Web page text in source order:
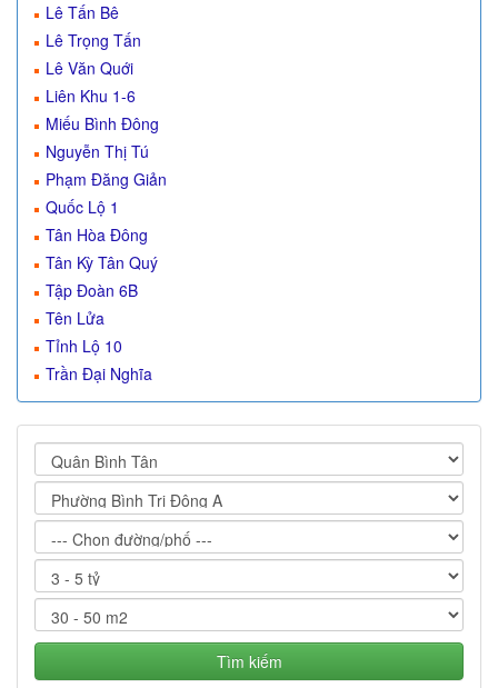
Lê Tấn Bê
Lê Trọng Tấn
Lê Văn Quới
Liên Khu 1-6
Miếu Bình Đông
Nguyễn Thị Tú
Phạm Đăng Giản
Quốc Lộ 1
Tân Hòa Đông
Tân Kỳ Tân Quý
Tập Đoàn 6B
Tên Lửa
Tỉnh Lộ 10
Trần Đại Nghĩa
Tìm kiếm